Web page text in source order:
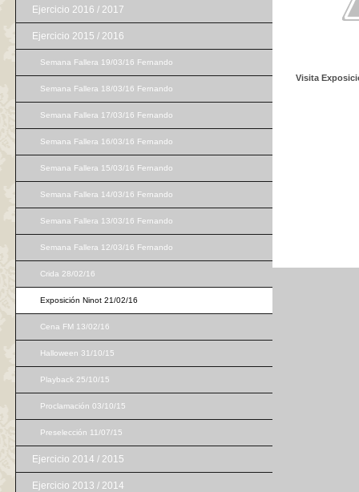
Ejercicio 2016 / 2017
Ejercicio 2015 / 2016
Semana Fallera 19/03/16 Fernando
Semana Fallera 18/03/16 Fernando
Semana Fallera 17/03/16 Fernando
Semana Fallera 16/03/16 Fernando
Semana Fallera 15/03/16 Fernando
Semana Fallera 14/03/16 Fernando
Semana Fallera 13/03/16 Fernando
Semana Fallera 12/03/16 Fernando
Crida 28/02/16
Exposición Ninot 21/02/16
Cena FM 13/02/16
Halloween 31/10/15
Playback 25/10/15
Proclamación 03/10/15
Preselección 11/07/15
Ejercicio 2014 / 2015
Ejercicio 2013 / 2014
Visita